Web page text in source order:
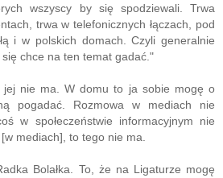
wszyscy by się spodziewali. Trwa
trwa w telefonicznych łączach, pod
i w polskich domach. Czyli generalnie
chce na ten temat gadać."
jej nie ma. W domu to ja sobie mogę o
pogadać. Rozmowa w mediach nie
w społeczeństwie informacyjnym nie
mediach], to tego nie ma.
Bolałka. To, że na Ligaturze mogę